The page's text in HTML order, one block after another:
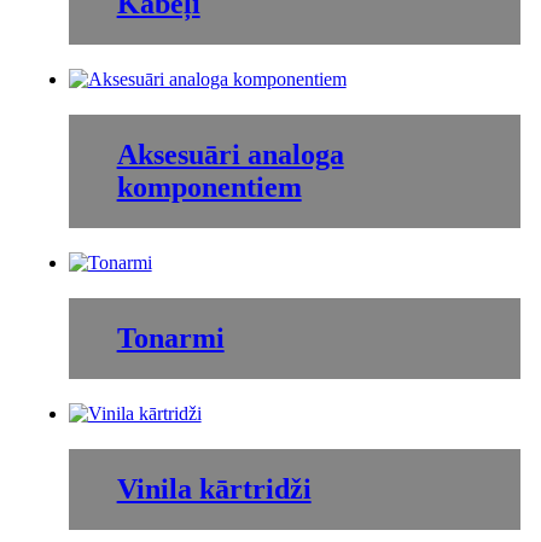
Aksesuāri analoga
komponentiem
Tonarmi
Vinila kārtridži